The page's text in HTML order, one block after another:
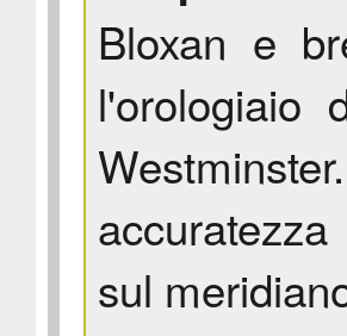
Bloxan e
l'orologiaio
sul